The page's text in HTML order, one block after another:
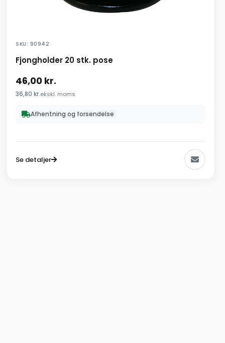
SKU: 90942
Fjongholder 20 stk. pose
46,00 kr.
36,80 kr.ekskl. moms
Afhentning og forsendelse
Se detaljer